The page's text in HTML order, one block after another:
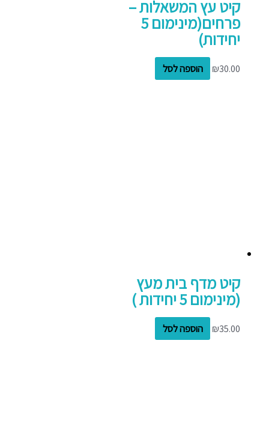
קיט עץ המשאלות –
פרחים(מינימום 5
יחידות)
₪30.00 הוספה לסל
קיט מדף בית מעץ
(מינימום 5 יחידות )
₪35.00 הוספה לסל